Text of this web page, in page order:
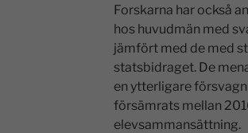
Forskarna har också
hos huvudmän med
jämfört med de med
statsbidraget. De
en ytterligare
försämrats mellan
elevsammansättning.